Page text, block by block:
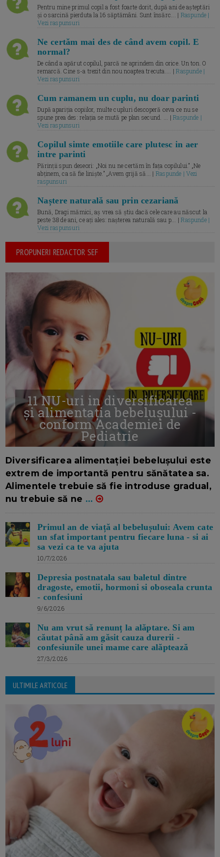
Pentru mine primul copil a fost foarte dorit, după ani de așteptări
și o sarcină pierduta la 16 săptămâni. Sunt însărc... | Raspunde |
Vezi raspunsuri
Ne certăm mai des de când avem copil. E
normal?
De când a apărut copilul, parcă ne aprindem din orice. Un ton. O
remarcă. Cine s-a trezit din nou noaptea trecuta.... |Raspunde |
Vezi raspunsuri
Cum ramanem un cuplu, nu doar parinti
După apariția copiilor, multe cupluri descoperă ceva ce nu se
spune prea des: relația se mută pe plan secund. ... |Raspunde |
Vezi raspunsuri
Copilul simte emotiile care plutesc in aer
intre parinti
Părinții spun deseori: „Noi nu ne certăm în fața copilului.” „Ne
abținem, ca să fie liniște.” „Avem grijă să... | Raspunde | Vezi
raspunsuri
Naștere naturală sau prin cezariană
Bună, Dragi mămici, aș vrea să știu dacă cele care au născut la
peste 38 de ani, ce ați ales: nașterea naturală sau p... |Raspunde |
Vezi raspunsuri
PROPUNERI REDACTOR SEF
11 NU-uri in diversificarea
și alimentația bebelușului -
conform Academiei de
Pediatrie
Diversificarea alimentației bebelușului este
extrem de importantă pentru sănătatea sa.
Alimentele trebuie să fie introduse gradual,
nu trebuie să ne ...
Primul an de viață al bebelușului: Avem cate
un sfat important pentru fiecare luna - si ai
sa vezi ca te va ajuta
10/7/2026
Depresia postnatala sau baletul dintre
dragoste, emotii, hormoni si oboseala crunta
- confesiuni
9/6/2026
Nu am vrut să renunț la alăptare. Si am
căutat până am găsit cauza durerii -
confesiunile unei mame care alăptează
27/3/2026
ULTIMILE ARTICOLE